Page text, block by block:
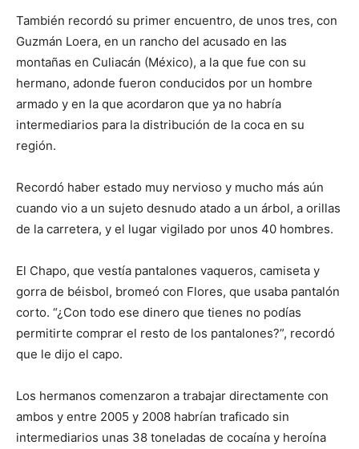
También recordó su primer encuentro, de unos tres, con
Guzmán Loera, en un rancho del acusado en las
montañas en Culiacán (México), a la que fue con su
hermano, adonde fueron conducidos por un hombre
armado y en la que acordaron que ya no habría
intermediarios para la distribución de la coca en su
región.
Recordó haber estado muy nervioso y mucho más aún
cuando vio a un sujeto desnudo atado a un árbol, a orillas
de la carretera, y el lugar vigilado por unos 40 hombres.
El Chapo, que vestía pantalones vaqueros, camiseta y
gorra de béisbol, bromeó con Flores, que usaba pantalón
corto. “¿Con todo ese dinero que tienes no podías
permitirte comprar el resto de los pantalones?”, recordó
que le dijo el capo.
Los hermanos comenzaron a trabajar directamente con
ambos y entre 2005 y 2008 habrían traficado sin
intermediarios unas 38 toneladas de cocaína y heroína